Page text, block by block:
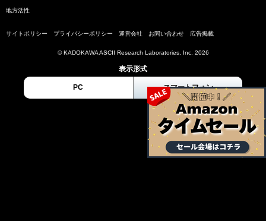
地方活性
サイトポリシー プライバシーポリシー 運営会社 お問い合わせ 広告掲載
© KADOKAWA ASCII Research Laboratories, Inc. 2026
表示形式
PC スマートフォン